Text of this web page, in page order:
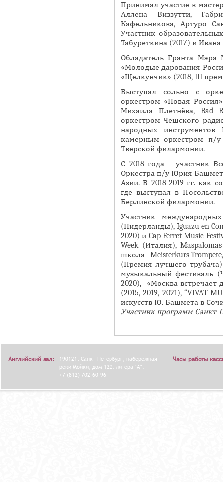
Л
Принимал участие в
Аллена Виззутти,
Кафельникова, Артуро
Участник
Табуреткина (2017) и
Обладатель Гранта
«Молодые дарования
«Щелкунчик» (2018, III
Выступал сольно с
оркестром «Новая
Михаила Плетнёва, Bad
оркестром Чешского
народных
камерным оркестром п/у
Тверской филармонии.
С 2018 года – участник
Оркестра п/у Юрия
Азии. В 2018-2019 гг. как
где выступал в
Берлинской филармонии.
Участник
(Нидерланды), Iguazu en
2020) и Cap Ferret Music
Week (Италия),
школа Meisterkurs-
(Премия лучшего
музыкальный фестиваль
2020), «Москва встречает
(2015, 2019, 2021), “VIVAT
искусств Ю. Башмета в
Участник программ Санкт-
Английский зал:
190121, Санкт-Петербург, набережная
реки Мойки, дом 122, литера "А".
+7 (812) 702-60-96
Часы работы